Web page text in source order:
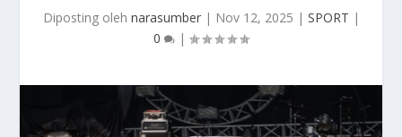
Diposting oleh narasumber| Nov 12, 2025 | SPORT |
0
|